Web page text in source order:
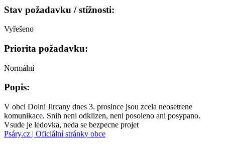
Stav požadavku / stížnosti:
Vyřešeno
Priorita požadavku:
Normální
Popis:
V obci Dolni Jircany dnes 3. prosince jsou zcela neosetrene
komunikace. Snih neni odklizen, neni posoleno ani posypano.
Vsude je ledovka, neda se bezpecne projet
Psáry.cz | Oficiální stránky obce